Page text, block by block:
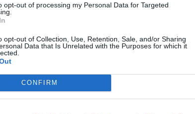
opt-out of processing my Personal Data for Targeted
opt-out of Collection, Use, Retention, Sale, and/or Sharing
Data that Is Unrelated with the Purposes for which it
CONFIRM